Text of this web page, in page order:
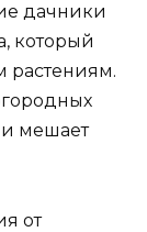
дачники
который
растениям.
и мешает